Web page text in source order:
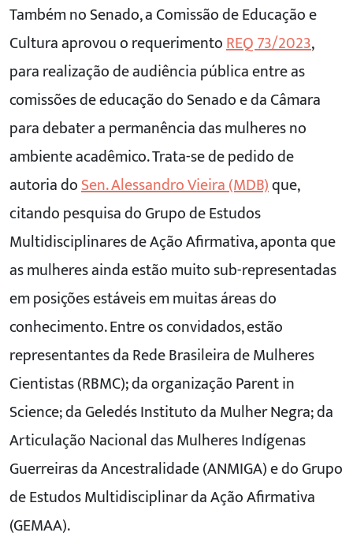
Também no Senado, a Comissão de Educação e
Cultura aprovou o requerimentoREQ 73/2023,
para realização de audiência pública entre as
comissões de educação do Senado e da Câmara
para debater a permanência das mulheres no
ambiente acadêmico. Trata-se de pedido de
autoria doSen. Alessandro Vieira (MDB)que,
citando pesquisa do Grupo de Estudos
Multidisciplinares de Ação Afirmativa, aponta que
as mulheres ainda estão muito sub-representadas
em posições estáveis em muitas áreas do
conhecimento. Entre os convidados, estão
representantes da Rede Brasileira de Mulheres
Cientistas (RBMC); da organização Parent in
Science; da Geledés Instituto da Mulher Negra; da
Articulação Nacional das Mulheres Indígenas
Guerreiras da Ancestralidade (ANMIGA) e do Grupo
de Estudos Multidisciplinar da Ação Afirmativa
(GEMAA).